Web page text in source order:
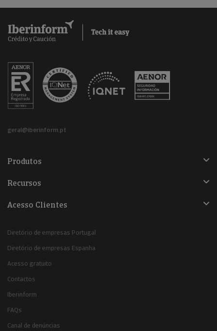
geral@iberinform.pt
Produtos
Recursos
Acesso Clientes
Diretório de empresas Portugal
Diretório de empresas Espanha
Acesso gratuito
Contactos
Iberinform
FAQs
Canal de denúncias